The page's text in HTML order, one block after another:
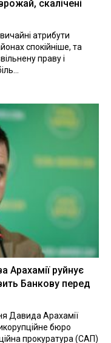
скалічені
атрибути
спокійніше, та
праву і
Арахамії руйнує
Банкову перед
Давида Арахамії
бюро
прокуратура (САП)